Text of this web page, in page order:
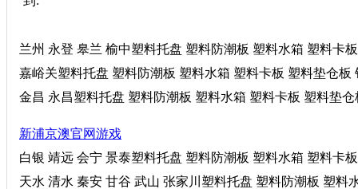
兰州 永登 皋兰 榆中塑料托盘 塑料防潮板 塑料水箱 塑料卡
嘉峪关塑料托盘 塑料防潮板 塑料水箱 塑料卡板 塑料垫仓板
金昌 永昌塑料托盘 塑料防潮板 塑料水箱 塑料卡板 塑料垫
新浦京澳官网游戏
白银 靖远 会宁 景泰塑料托盘 塑料防潮板 塑料水箱 塑料卡
天水 清水 秦安 甘谷 武山 张家川塑料托盘 塑料防潮板 塑料